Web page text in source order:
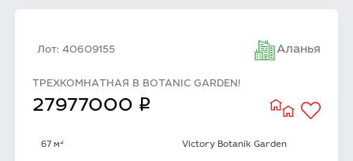
Лот: 40609155 Аланья
ТРЕХКОМНАТНАЯ В BOTANIC GARDEN!
27977000 q
67 м2 Victory Botanik Garden